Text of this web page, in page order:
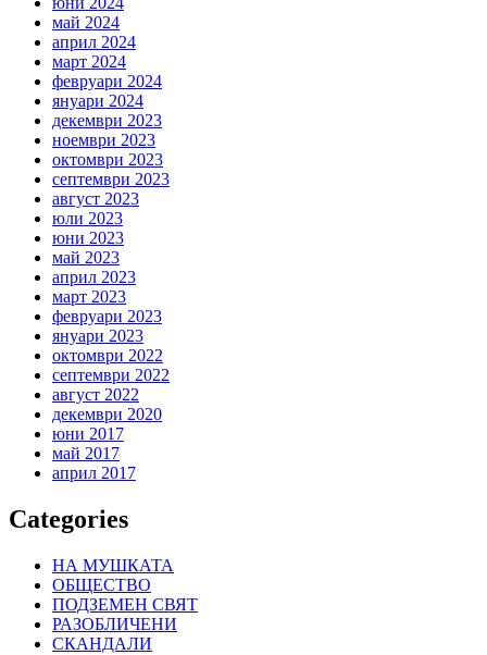
май 2024
април 2024
март 2024
февруари 2024
януари 2024
декември 2023
ноември 2023
октомври 2023
септември 2023
август 2023
юли 2023
юни 2023
май 2023
април 2023
март 2023
февруари 2023
януари 2023
октомври 2022
септември 2022
август 2022
декември 2020
юни 2017
май 2017
април 2017
Categories
НА МУШКАТА
ОБЩЕСТВО
ПОДЗЕМЕН СВЯТ
РАЗОБЛИЧЕНИ
СКАНДАЛИ